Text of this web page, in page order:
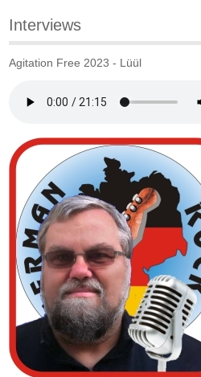
Interviews
Agitation Free 2023 - Lüül